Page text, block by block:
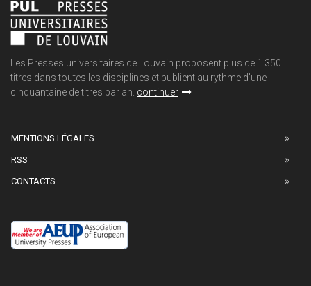
Les Presses universitaires de Louvain proposent plus de 1 350
titres dans toutes les disciplines et publient au rythme d'une
cinquantaine de titres par an. continuer
MENTIONS LÉGALES
RSS
CONTACTS